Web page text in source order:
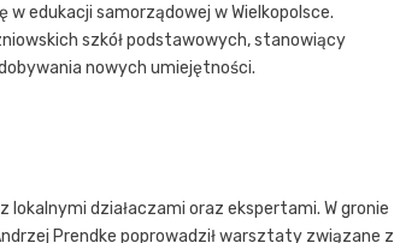
w edukacji samorządowej w Wielkopolsce.
szkół podstawowych, stanowiący
nowych umiejętności.
działaczami oraz ekspertami. W gronie
Prendke poprowadził warsztaty związane z